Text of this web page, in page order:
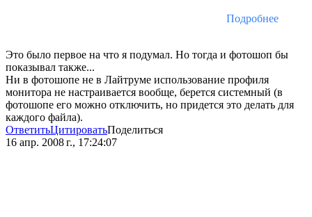
Подробнее
Это было первое на что я подумал. Но тогда и фотошоп бы
показывал также...
Ни в фотошопе не в Лайтруме использование профиля
монитора не настраивается вообще, берется системный (в
фотошопе его можно отключить, но придется это делать для
каждого файла).
ОтветитьЦитироватьПоделиться
16 апр. 2008 г., 17:24:07